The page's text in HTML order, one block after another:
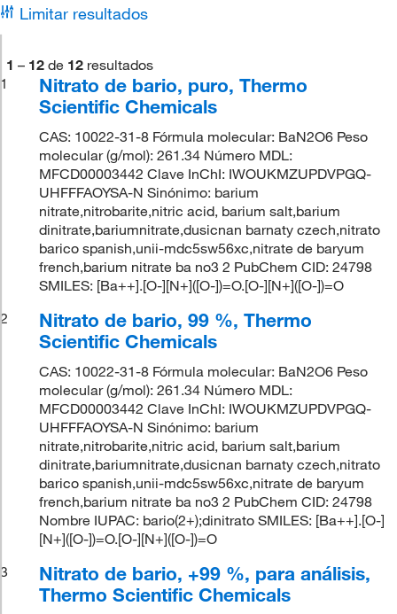
Limitar resultados
1 – 12 de 12 resultados
1
Nitrato de bario, puro, Thermo
Scientific Chemicals
CAS: 10022-31-8 Fórmula molecular: BaN2O6 Peso
molecular (g/mol): 261.34 Número MDL:
MFCD00003442 Clave InChI: IWOUKMZUPDVPGQ-
UHFFFAOYSA-N Sinónimo: barium
nitrate,nitrobarite,nitric acid, barium salt,barium
dinitrate,bariumnitrate,dusicnan barnaty czech,nitrato
barico spanish,unii-mdc5sw56xc,nitrate de baryum
french,barium nitrate ba no3 2 PubChem CID: 24798
SMILES: [Ba++].[O-][N+]([O-])=O.[O-][N+]([O-])=O
2
Nitrato de bario, 99 %, Thermo
Scientific Chemicals
CAS: 10022-31-8 Fórmula molecular: BaN2O6 Peso
molecular (g/mol): 261.34 Número MDL:
MFCD00003442 Clave InChI: IWOUKMZUPDVPGQ-
UHFFFAOYSA-N Sinónimo: barium
nitrate,nitrobarite,nitric acid, barium salt,barium
dinitrate,bariumnitrate,dusicnan barnaty czech,nitrato
barico spanish,unii-mdc5sw56xc,nitrate de baryum
french,barium nitrate ba no3 2 PubChem CID: 24798
Nombre IUPAC: bario(2+);dinitrato SMILES: [Ba++].[O-]
[N+]([O-])=O.[O-][N+]([O-])=O
3
Nitrato de bario, +99 %, para análisis,
Thermo Scientific Chemicals